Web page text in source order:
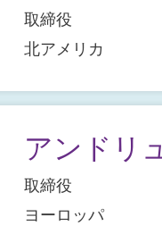
取締役
北アメリカ
アンドリ
取締役
ヨーロッパ